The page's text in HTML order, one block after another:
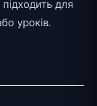
для
уроків.